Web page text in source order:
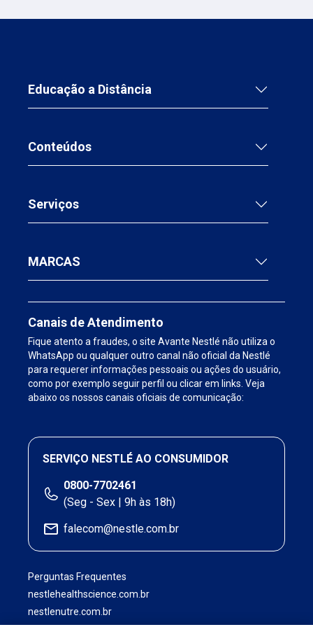
Educação a Distância
Conteúdos
Serviços
MARCAS
Canais de Atendimento
Fique atento a fraudes, o site Avante Nestlé não utiliza o
WhatsApp ou qualquer outro canal não oficial da Nestlé
para requerer informações pessoais ou ações do usuário,
como por exemplo seguir perfil ou clicar em links. Veja
abaixo os nossos canais oficiais de comunicação:
SERVIÇO NESTLÉ AO CONSUMIDOR
0800-7702461
(Seg - Sex | 9h às 18h)
falecom@nestle.com.br
Perguntas Frequentes
nestlehealthscience.com.br
nestlenutre.com.br